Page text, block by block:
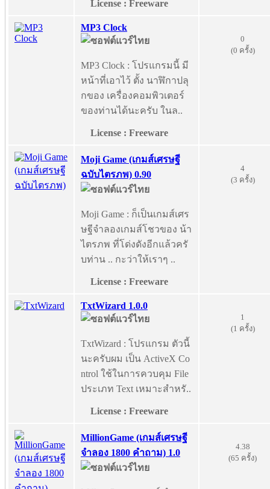
License : Freeware
MP3 Clock
MP3 Clock : โปรแกรมนี้ มี
หน้าที่เอาไว้ ตั้ง นาฬิกาปลุ
กของ เครื่องคอมพิวเตอร์
ของท่านได้นะครับ ในล..
License : Freeware
0
(0 ครั้ง)
Moji Game (เกมส์เศรษฐี
ฉบับไตรภพ) 0.90
Moji Game : ก็เป็นเกมส์เศร
ษฐีจำลองเกมส์โชวของ น้า
ไตรภพ ที่โด่งดังอีกแล้วครั
บท่าน .. กะว่าให้เราๆ ..
License : Freeware
4
(3 ครั้ง)
TxtWizard 1.0.0
TxtWizard : โปรแกรม ตัวนี้
นะครับผม เป็น ActiveX Co
ntrol ใช้ในการควบคุม File
ประเภท Text เหมาะสำหรั..
License : Freeware
1
(1 ครั้ง)
MillionGame (เกมส์เศรษฐี
จำลอง 1800 คำถาม) 1.0
4.38
(65 ครั้ง)